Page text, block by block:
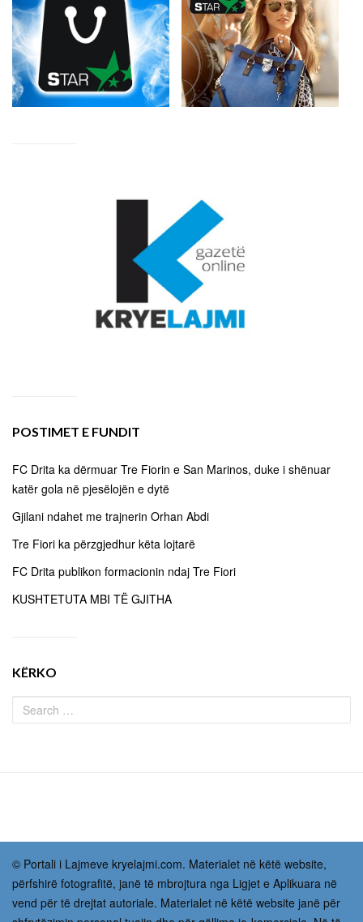
POSTIMET E FUNDIT
FC Drita ka dërmuar Tre Fiorin e San Marinos, duke i shënuar
katër gola në pjesëlojën e dytë
Gjilani ndahet me trajnerin Orhan Abdi
Tre Fiori ka përzgjedhur këta lojtarë
FC Drita publikon formacionin ndaj Tre Fiori
KUSHTETUTA MBI TË GJITHA
KËRKO
© Portali i Lajmeve kryelajmi.com. Materialet në këtë website,
përfshirë fotografitë, janë të mbrojtura nga Ligjet e Aplikuara në
vend për të drejtat autoriale. Materialet në këtë website janë për